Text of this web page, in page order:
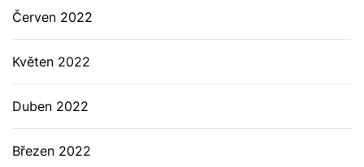
Červen 2022
Květen 2022
Duben 2022
Březen 2022